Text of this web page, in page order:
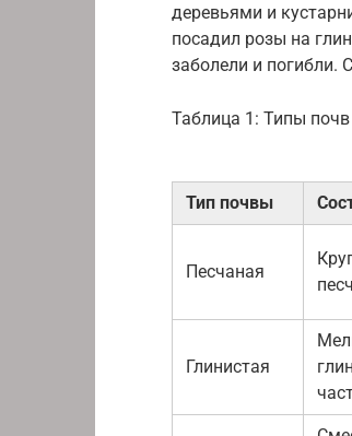
деревьями и
посадил розы на
заболели и погибли.
Таблица 1: Типы почв
Тип почвы
Песчаная
Глинистая